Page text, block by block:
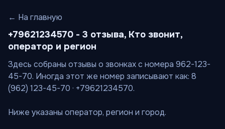
← На главную
+79621234570 - 3 отзыва, Кто звонит,
оператор и регион
Здесь собраны отзывы о звонках с номера 962-123-
45-70. Иногда этот же номер записывают как: 8
(962) 123-45-70 · +79621234570.
Ниже указаны оператор, регион и город.